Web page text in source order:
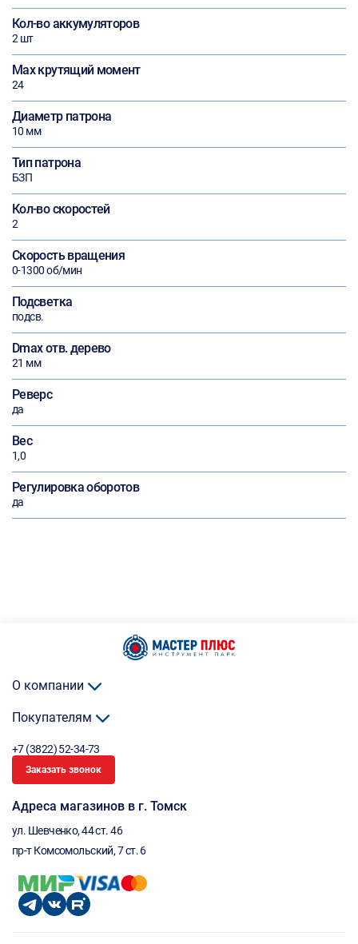
Кол-во аккумуляторов
2 шт
Max крутящий момент
24
Диаметр патрона
10 мм
Тип патрона
БЗП
Кол-во скоростей
2
Скорость вращения
0-1300 об/мин
Подсветка
подсв.
Dmax отв. дерево
21 мм
Реверс
да
Вес
1,0
Регулировка оборотов
да
О компании
Покупателям
+7 (3822) 52-34-73
Заказать звонок
Адреса магазинов в г. Томск
ул. Шевченко, 44 ст. 46
пр-т Комсомольский, 7 ст. 6